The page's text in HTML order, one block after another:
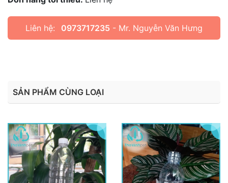
Liên hệ: 0973717235 - Mr. Nguyễn Văn Hưng
SẢN PHẨM CÙNG LOẠI